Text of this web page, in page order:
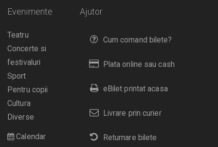
Ajutor
Cum comand bilete?
Plata online sau cash
eBilet printat acasa
Livrare prin curier
Returnare bilete
Evenimente
Teatru
Concerte si
festivaluri
Sport
Pentru copii
Cultura
Diverse
Calendar